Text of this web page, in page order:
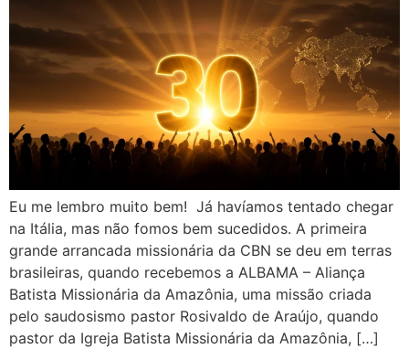
Eu me lembro muito bem! Já havíamos tentado chegar
na Itália, mas não fomos bem sucedidos. A primeira
grande arrancada missionária da CBN se deu em terras
brasileiras, quando recebemos a ALBAMA – Aliança
Batista Missionária da Amazônia, uma missão criada
pelo saudosismo pastor Rosivaldo de Araújo, quando
pastor da Igreja Batista Missionária da Amazônia, […]